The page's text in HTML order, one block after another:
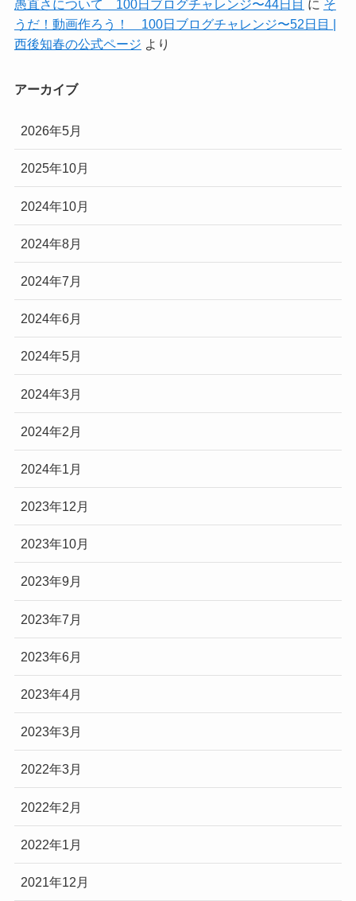
愚直さについて 100日ブログチャレンジ〜44日目 に そ
うだ！動画作ろう！ 100日ブログチャレンジ〜52日目 |
西後知春の公式ページ より
アーカイブ
2026年5月
2025年10月
2024年10月
2024年8月
2024年7月
2024年6月
2024年5月
2024年3月
2024年2月
2024年1月
2023年12月
2023年10月
2023年9月
2023年7月
2023年6月
2023年4月
2023年3月
2022年3月
2022年2月
2022年1月
2021年12月